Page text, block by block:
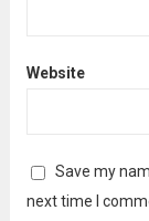
Website
Save my
next time I